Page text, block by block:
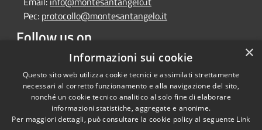
Pec: protocollo@montesantangelo.it
Follow us on
FacebookYoutubeInstagramTelegramWhatsapp
RSS
Copyright © 2026 • Comune
×
Informazioni sui cookie
Questo sito web utilizza cookie tecnici e assimilati strettamente
necessari al corretto funzionamento e alla navigazione del sito,
nonché un cookie tecnico analitico al solo fine di elaborare
informazioni statistiche, aggregate e anonime.
Per maggiori dettagli, può consultare la cookie policy al seguente Link